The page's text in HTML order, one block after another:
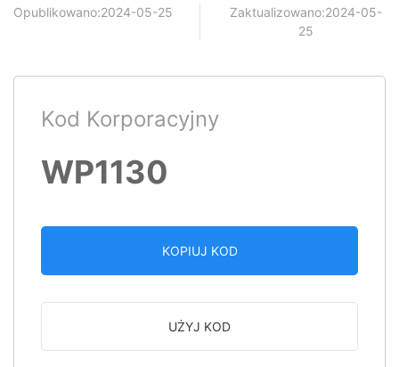
Opublikowano:2024-05-25
Zaktualizowano:2024-05-
25
Kod Korporacyjny
WP1130
KOPIUJ KOD
UŻYJ KOD